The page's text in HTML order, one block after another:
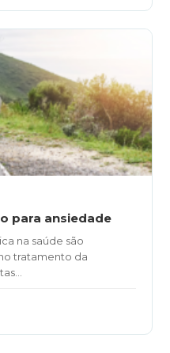
para ansiedade
na saúde são
tratamento da